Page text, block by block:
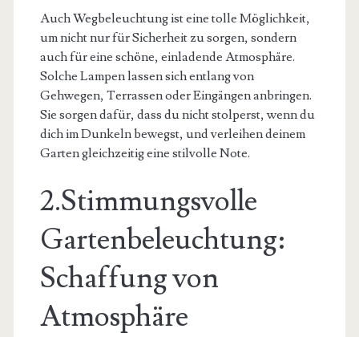
Auch Wegbeleuchtung ist eine tolle Möglichkeit,
um nicht nur für Sicherheit zu sorgen, sondern
auch für eine schöne, einladende Atmosphäre.
Solche Lampen lassen sich entlang von
Gehwegen, Terrassen oder Eingängen anbringen.
Sie sorgen dafür, dass du nicht stolperst, wenn du
dich im Dunkeln bewegst, und verleihen deinem
Garten gleichzeitig eine stilvolle Note.
2.Stimmungsvolle
Gartenbeleuchtung:
Schaffung von
Atmosphäre